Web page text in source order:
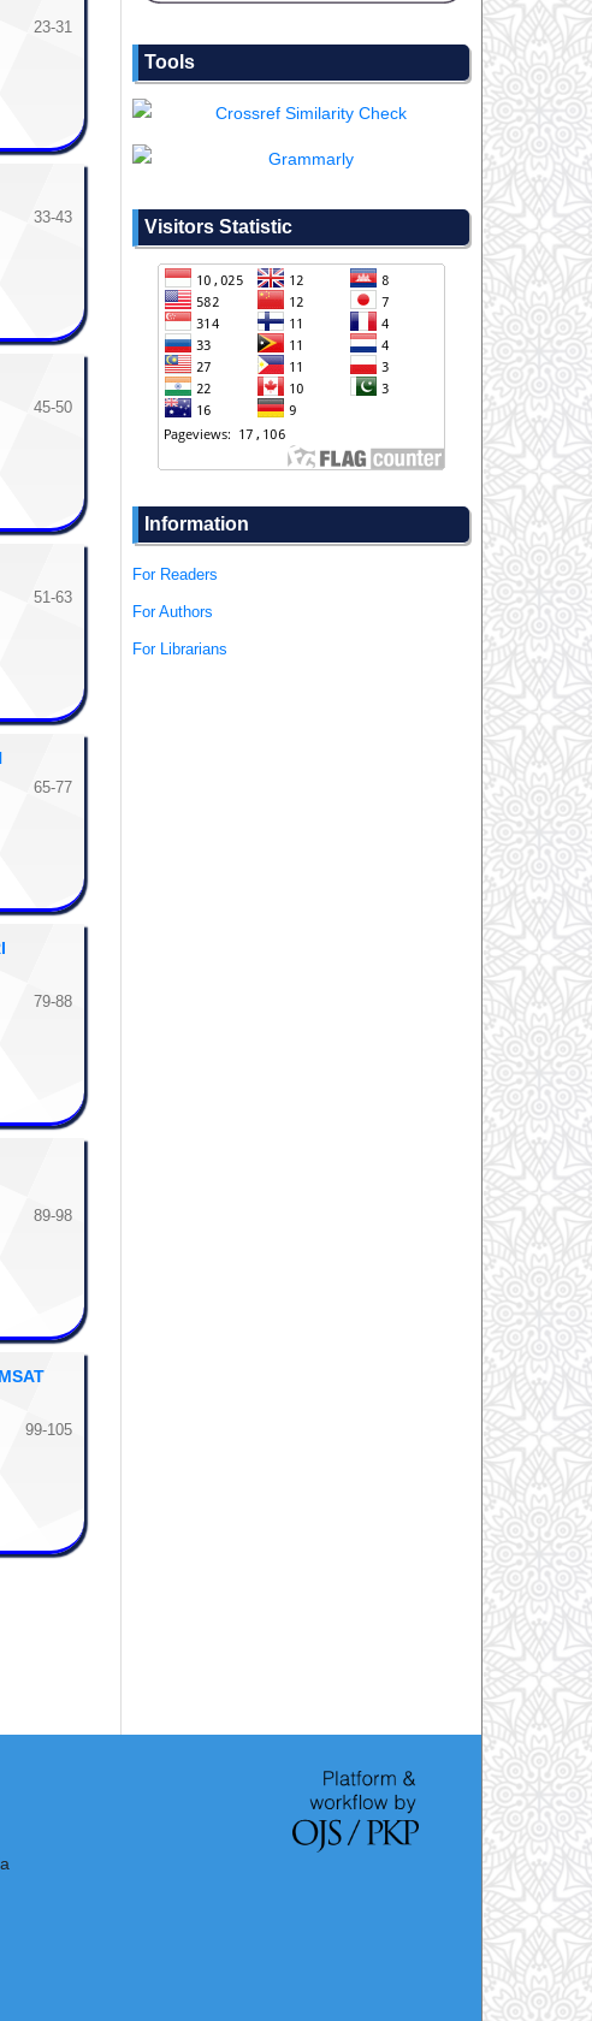
23-31
33-43
45-50
51-63
65-77
79-88
89-98
99-105
Tools
Visitors Statistic
Information
For Readers
For Authors
For Librarians